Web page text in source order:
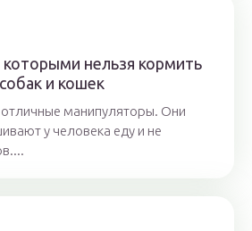
которыми нельзя кормить
собак и кошек
манипуляторы. Они
у человека еду и не